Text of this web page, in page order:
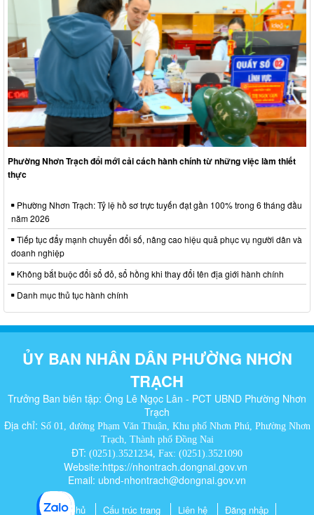
Phường Nhơn Trạch đổi mới cải cách hành chính từ những việc làm thiết
thực
Phường Nhơn Trạch: Tỷ lệ hồ sơ trực tuyến đạt gần 100% trong 6 tháng đầu
năm 2026
Tiếp tục đẩy mạnh chuyển đổi số, nâng cao hiệu quả phục vụ người dân và
doanh nghiệp
Không bắt buộc đổi sổ đỏ, sổ hồng khi thay đổi tên địa giới hành chính
Danh mục thủ tục hành chính
ỦY BAN NHÂN DÂN PHƯỜNG NHƠN
TRẠCH
Trưởng Ban biên tập: Ông Lê Ngọc Lân - PCT UBND Phường Nhơn
Trạch
Địa chỉ: Số 01, đường Phạm Văn Thuận, Khu phố Nhơn Phú, Phường Nhơn
Trạch, Thành phố Đồng Nai
ĐT: (0251).3521234, Fax: (0251).3521090
Website:https://nhontrach.dongnai.gov.vn
Email: ubnd-nhontrach@dongnai.gov.vn​
Trang chủ Cấu trúc trang Liên hệ Đăng nhập